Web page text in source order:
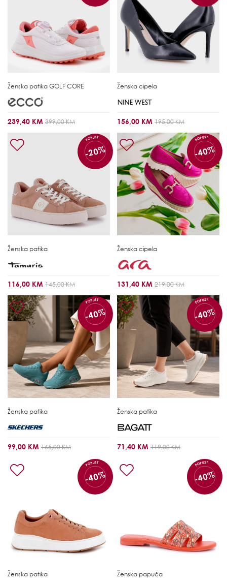
Ženska patika GOLF CORE
239,40 KM 399,00 KM
Ženska cipela
156,00 KM 195,00 KM
POPUST
-20%
Ženska patika
116,00 KM 145,00 KM
POPUST
-40%
Ženska cipela
131,40 KM 219,00 KM
POPUST
-40%
Ženska patika
99,00 KM 165,00 KM
POPUST
-40%
Ženska patika
71,40 KM 119,00 KM
POPUST
-40%
Ženska patika
POPUST
-40%
Ženska papuča